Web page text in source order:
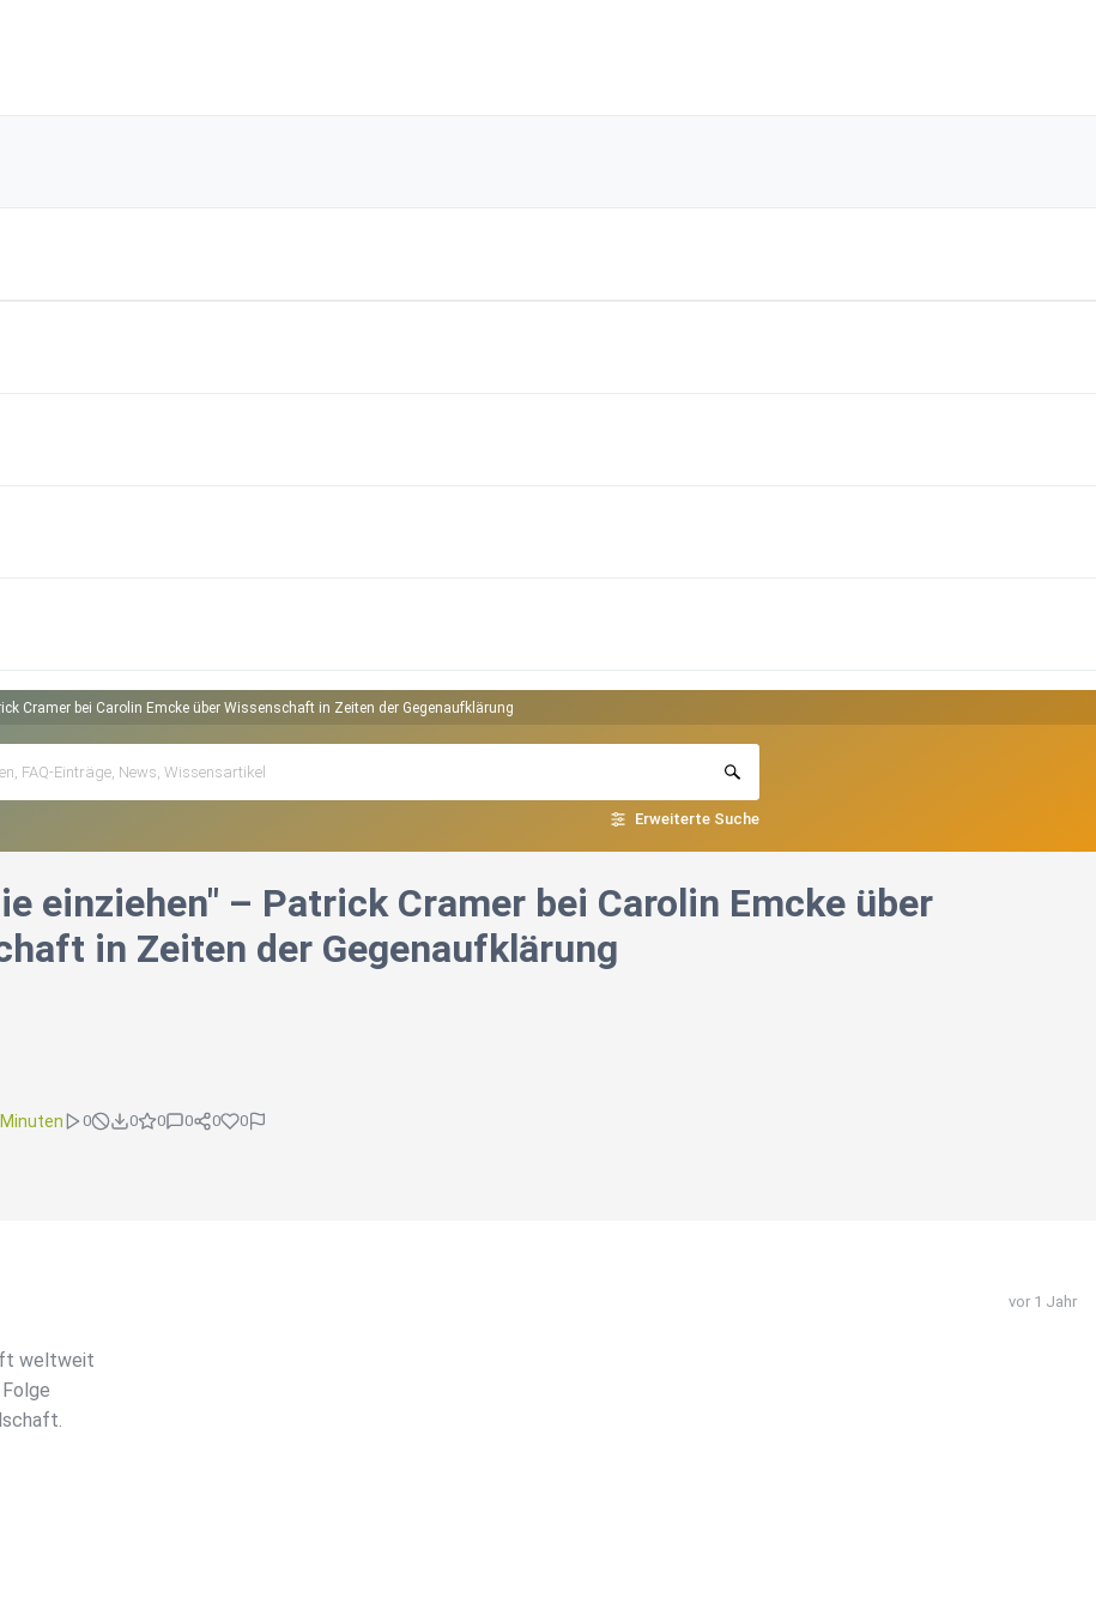
Cramer bei Carolin Emcke über Wissenschaft in Zeiten der Gegenaufklärung
Erweiterte Suche
einziehen" – Patrick Cramer bei Carolin Emcke über
in Zeiten der Gegenaufklärung
0 0 0 0 0 0
vor 1 Jahr
weltweit